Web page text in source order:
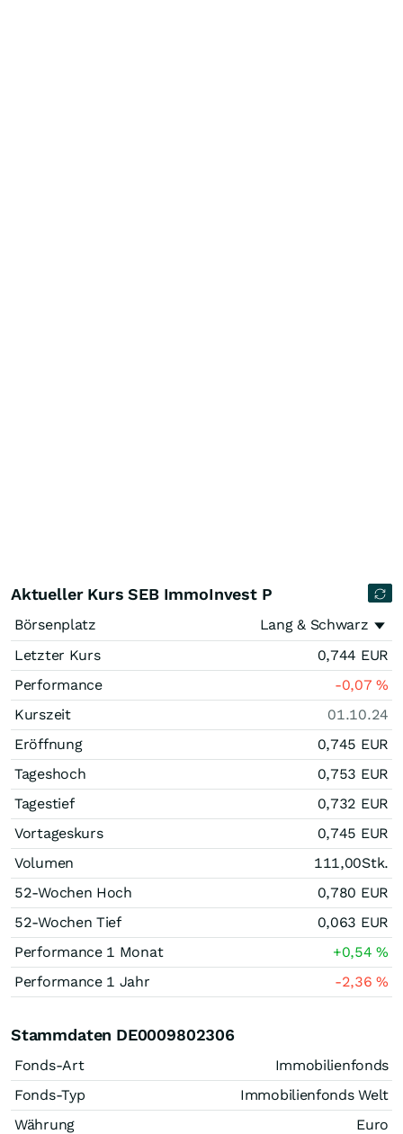
Aktueller Kurs SEB ImmoInvest P
Börsenplatz
Lang & Schwarz
Letzter Kurs
0,744 EUR
Performance
-0,07%
Kurszeit
01.10.24
Eröffnung
0,745 EUR
Tageshoch
0,753 EUR
Tagestief
0,732 EUR
Vortageskurs
0,745 EUR
Volumen
111,00Stk.
52-Wochen Hoch
0,780 EUR
52-Wochen Tief
0,063 EUR
Performance 1 Monat
+0,54%
Performance 1 Jahr
-2,36%
Stammdaten DE0009802306
Fonds-Art
Immobilienfonds
Fonds-Typ
Immobilienfonds Welt
Währung
Euro